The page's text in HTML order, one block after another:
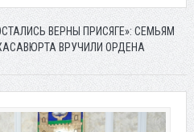
ВЕРНЫ ПРИСЯГЕ»: СЕМЬЯМ
ВРУЧИЛИ ОРДЕНА